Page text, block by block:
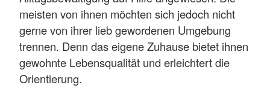
meisten von ihnen möchten sich jedoch nicht
gerne von ihrer lieb gewordenen Umgebung
trennen. Denn das eigene Zuhause bietet ihnen
gewohnte Lebensqualität und erleichtert die
Orientierung.